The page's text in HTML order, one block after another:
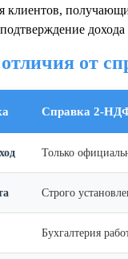
клиентов,
дохода
от
Справка 2-
Только
Строго
Бухгалтерия